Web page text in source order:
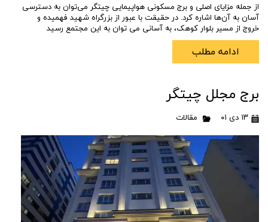
از جمله مزایای اصلی و برج‌ مسکونی هواپیمایی چیتگر می‌توان به دسترسی
آسان به آن‌ها اشاره کرد. در حقیقت با عبور از بزرگراه شهید فهمیده و
خروج از مسیر بلوار کوهک، به ‌آسانی می ‌توان به این مجتمع رسید
ادامه مطلب
برج مجلل چیتگر
۱۳ دی ۰۱ مقالات